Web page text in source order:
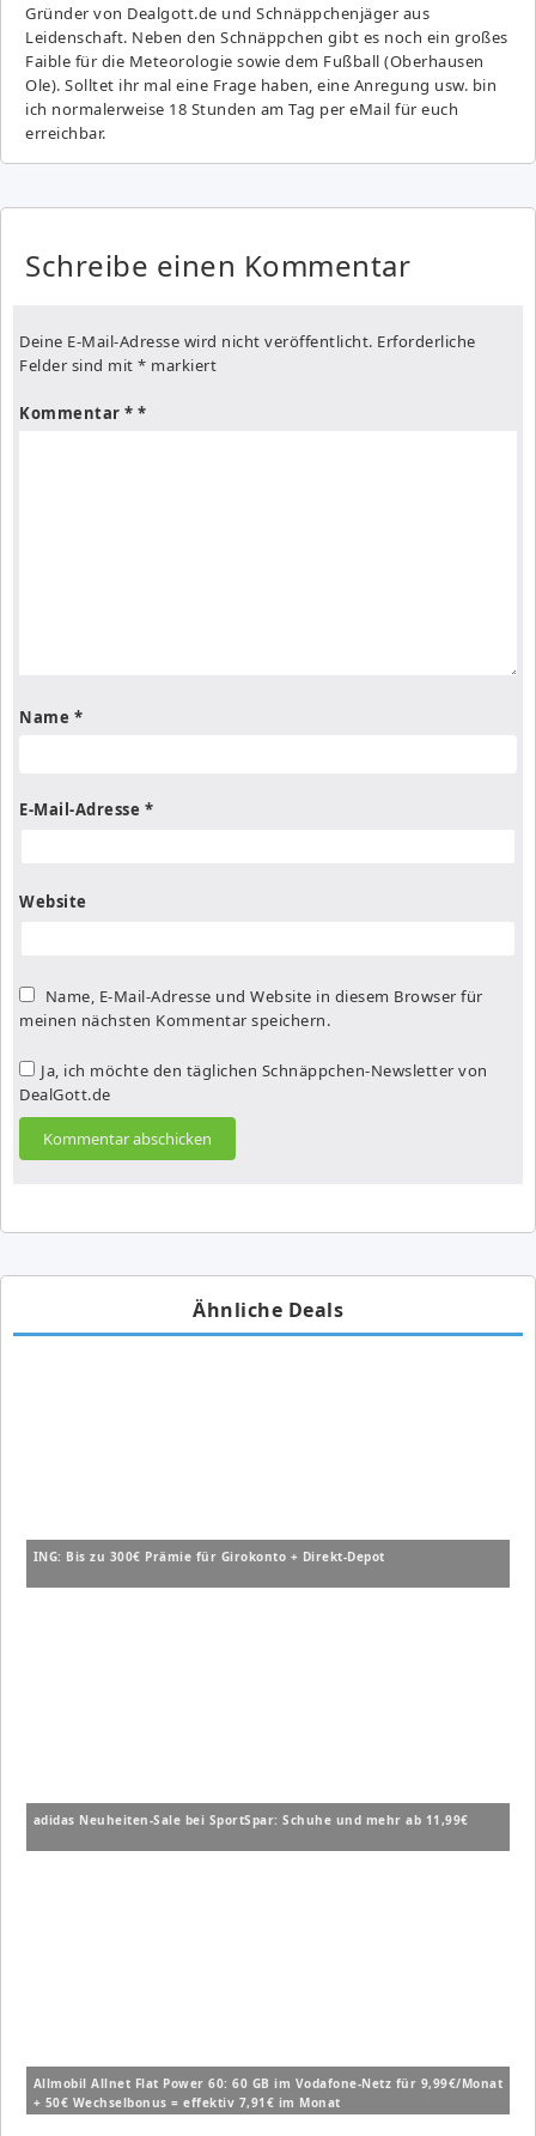
Gründer von Dealgott.de und Schnäppchenjäger aus
Leidenschaft. Neben den Schnäppchen gibt es noch ein großes
Fai­ble für die Meteorologie sowie dem Fußball (Oberhausen
Ole). Solltet ihr mal eine Frage haben, eine Anregung usw. bin
ich normalerweise 18 Stunden am Tag per eMail für euch
erreichbar.
Schreibe einen Kommentar
Deine E-Mail-Adresse wird nicht veröffentlicht. Erforderliche
Felder sind mit * markiert
Kommentar *
Name *
E-Mail-Adresse *
Website
Name, E-Mail-Adresse und Website in diesem Browser für
meinen nächsten Kommentar speichern.
Ja, ich möchte den täglichen Schnäppchen-Newsletter von
DealGott.de
Ähnliche Deals
ING: Bis zu 300€ Prämie für Girokonto + Direkt-Depot
adidas Neuheiten-Sale bei SportSpar: Schuhe und mehr ab 11,99€
Allmobil Allnet Flat Power 60: 60 GB im Vodafone-Netz für 9,99€/Monat
+ 50€ Wechselbonus = effektiv 7,91€ im Monat